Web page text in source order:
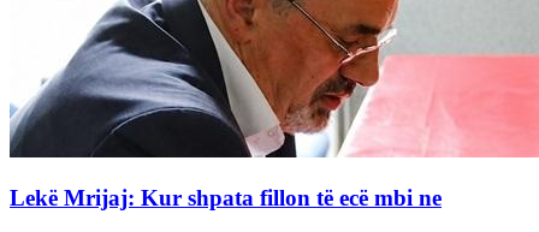
Lekë Mrijaj: Kur shpata fillon të ecë mbi ne